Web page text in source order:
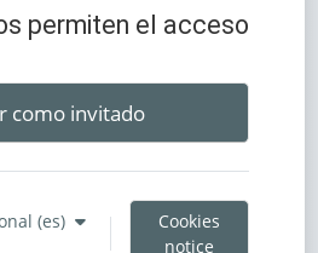
permiten el acceso
como invitado
‎(es)‎
Cookies
notice